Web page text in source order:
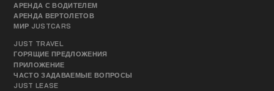
АРЕНДА С ВОДИТЕЛЕМ
АРЕНДА ВЕРТОЛЕТОВ
МИР JUSTCARS
JUST TRAVEL
ГОРЯЩИЕ ПРЕДЛОЖЕНИЯ
ПРИЛОЖЕНИЕ
ЧАСТО ЗАДАВАЕМЫЕ ВОПРОСЫ
JUST LEASE